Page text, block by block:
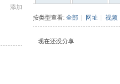
添加
按类型查看: 全部 网址 视频
现在还没分享